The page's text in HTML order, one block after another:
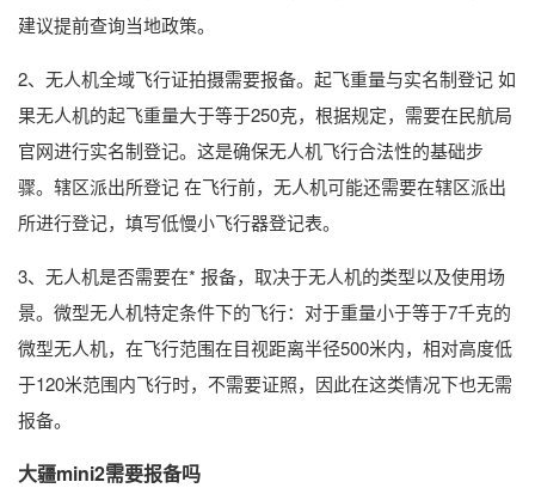
建议提前查询当地政策。
2、无人机全域飞行证拍摄需要报备。起飞重量与实名制登记 如
果无人机的起飞重量大于等于250克，根据规定，需要在民航局
官网进行实名制登记。这是确保无人机飞行合法性的基础步
骤。辖区派出所登记 在飞行前，无人机可能还需要在辖区派出
所进行登记，填写低慢小飞行器登记表。
3、无人机是否需要在* 报备，取决于无人机的类型以及使用场
景。微型无人机特定条件下的飞行：对于重量小于等于7千克的
微型无人机，在飞行范围在目视距离半径500米内，相对高度低
于120米范围内飞行时，不需要证照，因此在这类情况下也无需
报备。
大疆mini2需要报备吗